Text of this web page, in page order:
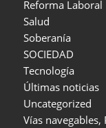
Reforma Laboral
Salud
Soberanía
SOCIEDAD
Tecnología
Últimas noticias
Uncategorized
Vías